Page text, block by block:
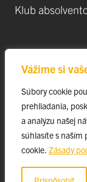
Vážime si
Súbory cookie
prehliadania,
a analýzu našej
súhlasíte s naším
cookie. Zásady
Klub
Projekty
Špičkové tímy
TIP-UPJŠ
Vedecké parky
Evidencia